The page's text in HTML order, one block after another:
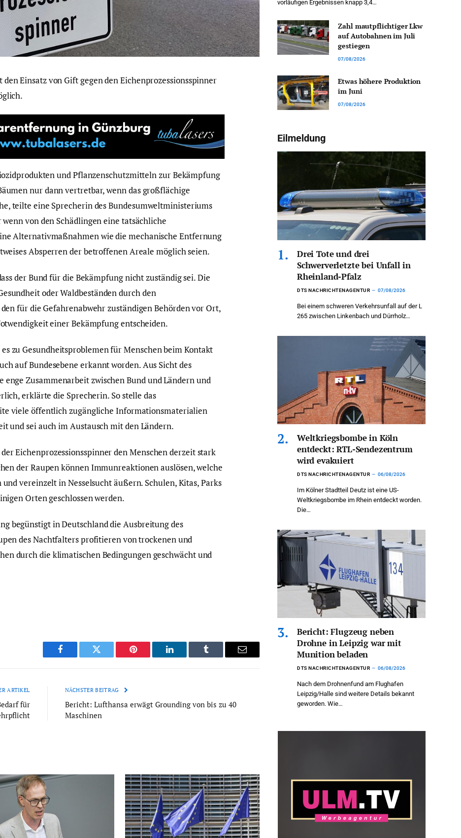
Einsatz von Gift gegen den Eichenprozessionsspinner
und Pflanzenschutzmitteln zur Bekämpfung
nur dann vertretbar, wenn das großflächige
teilte eine Sprecherin des Bundesumweltministeriums
von den Schädlingen eine tatsächliche
Alternativmaßnahmen wie die mechanische Entfernung
Absperren der betroffenen Areale möglich seien.
der Bund für die Bekämpfung nicht zuständig sei. Die
oder Waldbeständen durch den
für die Gefahrenabwehr zuständigen Behörden vor Ort,
einer Bekämpfung entscheiden.
zu Gesundheitsproblemen für Menschen beim Kontakt
auf Bundesebene erkannt worden. Aus Sicht des
Zusammenarbeit zwischen Bund und Ländern und
erklärte die Sprecherin. So stelle das
viele öffentlich zugängliche Informationsmaterialien
und sei auch im Austausch mit den Ländern.
Eichenprozessionsspinner den Menschen derzeit stark
der Raupen können Immunreaktionen auslösen, welche
vereinzelt in Nesselsucht äußern. Schulen, Kitas, Parks
Orten geschlossen werden.
begünstigt in Deutschland die Ausbreitung des
des Nachtfalters profitieren von trockenen und
durch die klimatischen Bedingungen geschwächt und
Facebook Twitter Pinterest LinkedIn Tumblr Email
ARTIKEL
für
NÄCHSTER BEITRAG
Bericht: Lufthansa erwägt Grounding von bis zu 40
Maschinen
vorläufigen Ergebnissen knapp 3,4…
Zahl mautpflichtiger Lkw
auf Autobahnen im Juli
gestiegen
07/08/2026
Etwas höhere Produktion
im Juni
07/08/2026
Eilmeldung
Drei Tote und drei
Schwerverletzte bei Unfall in
Rheinland-Pfalz
DTS NACHRICHTENAGENTUR 07/08/2026
Bei einem schweren Verkehrsunfall auf der L
265 zwischen Linkenbach und Dürrholz…
Weltkriegsbombe in Köln
entdeckt: RTL-Sendezentrum
wird evakuiert
DTS NACHRICHTENAGENTUR 06/08/2026
Im Kölner Stadtteil Deutz ist eine US-
Weltkriegsbombe im Rhein entdeckt worden.
Die…
Bericht: Flugzeug neben
Drohne in Leipzig war mit
Munition beladen
DTS NACHRICHTENAGENTUR 06/08/2026
Nach dem Drohnenfund am Flughafen
Leipzig/Halle sind weitere Details bekannt
geworden. Wie…